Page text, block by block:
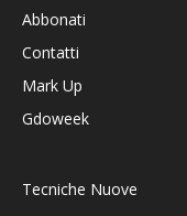
Abbonati
Contatti
Mark Up
Gdoweek
Tecniche Nuove